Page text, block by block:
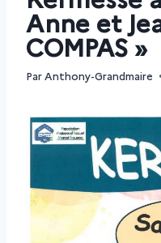
Anne et
COMPAS »
ParAnthony-Grandmaire